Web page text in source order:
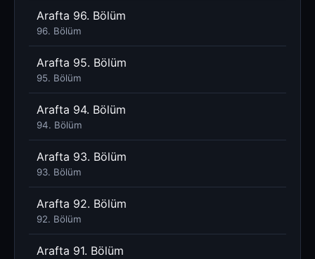
Arafta 96. Bölüm
96. Bölüm
Arafta 95. Bölüm
95. Bölüm
Arafta 94. Bölüm
94. Bölüm
Arafta 93. Bölüm
93. Bölüm
Arafta 92. Bölüm
92. Bölüm
Arafta 91. Bölüm